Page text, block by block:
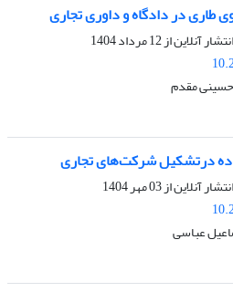
طاری در دادگاه و داوری تجاری
آنلاین از12 مرداد 1404
حسینی مقدم
درتشکیل شرکت‌های تجاری
آنلاین از03 مهر 1404
عباسی